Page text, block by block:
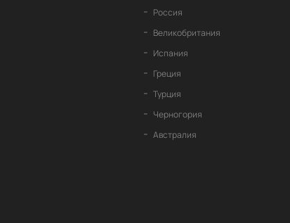
Россия
Великобритания
Испания
Греция
Турция
Черногория
Австралия